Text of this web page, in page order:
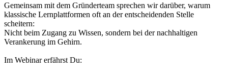
Gemeinsam mit dem Gründerteam sprechen wir darüber, warum
klassische Lernplattformen oft an der entscheidenden Stelle
scheitern:
Nicht beim Zugang zu Wissen, sondern bei der nachhaltigen
Verankerung im Gehirn.
Im Webinar erfährst Du: